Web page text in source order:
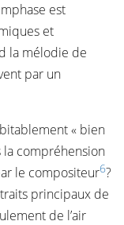
est
et
la mélodie de
par un
« bien
la compréhension
le compositeur6?
principaux de
de l’air